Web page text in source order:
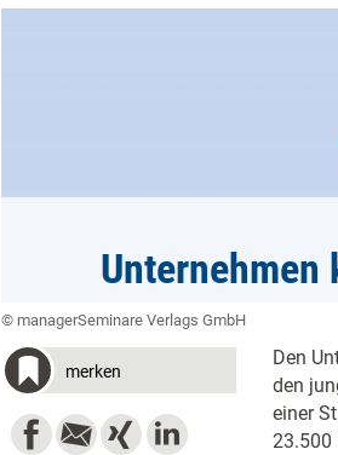
Unternehmen
© managerSeminare Verlags GmbH
merken
Den
den
einer
23.500